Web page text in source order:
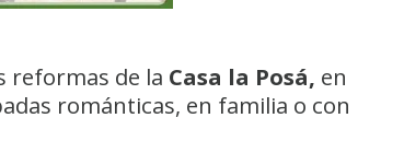
reformas de la Casa la Posá, en
románticas, en familia o con